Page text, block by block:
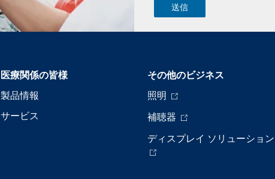
医療関係の皆様
製品情報
サービス
その他のビジネス
照明
補聴器
ディスプレイ ソリューション